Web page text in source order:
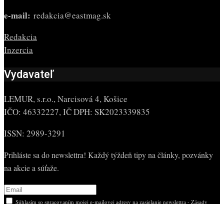
e-mail: redakcia@eastmag.sk
Redakcia
Inzercia
Vydavateľ
LEMUR, s.r.o., Narcisová 4, Košice
IČO: 46332227, IČ DPH: SK2023339835
ISSN: 2989-3291
Prihláste sa do newslettra! Každý týždeň tipy na články, pozvánky
na akcie a súťaže.
Súhlasím so spracovaním mojej e-mailovej adresy na zasielanie newslettra - Zásady